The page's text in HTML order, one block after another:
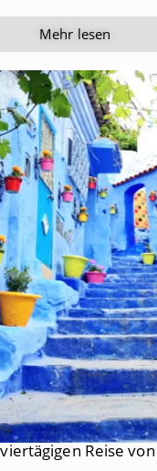
Mehr lesen
Reise